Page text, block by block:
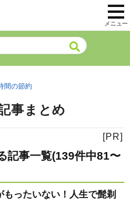
メニュー
間の節約
事まとめ
記事一覧(139件中81〜
もったいない！人生で髭剃